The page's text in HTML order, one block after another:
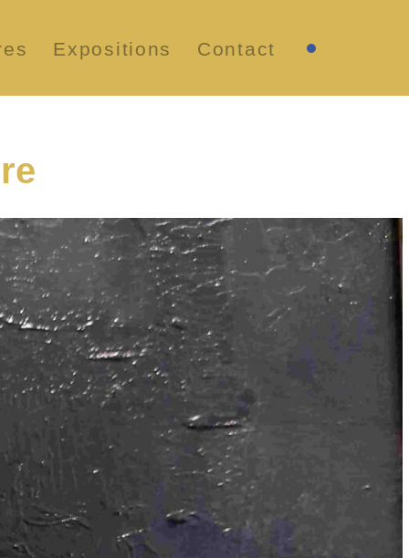
Expositions Contact